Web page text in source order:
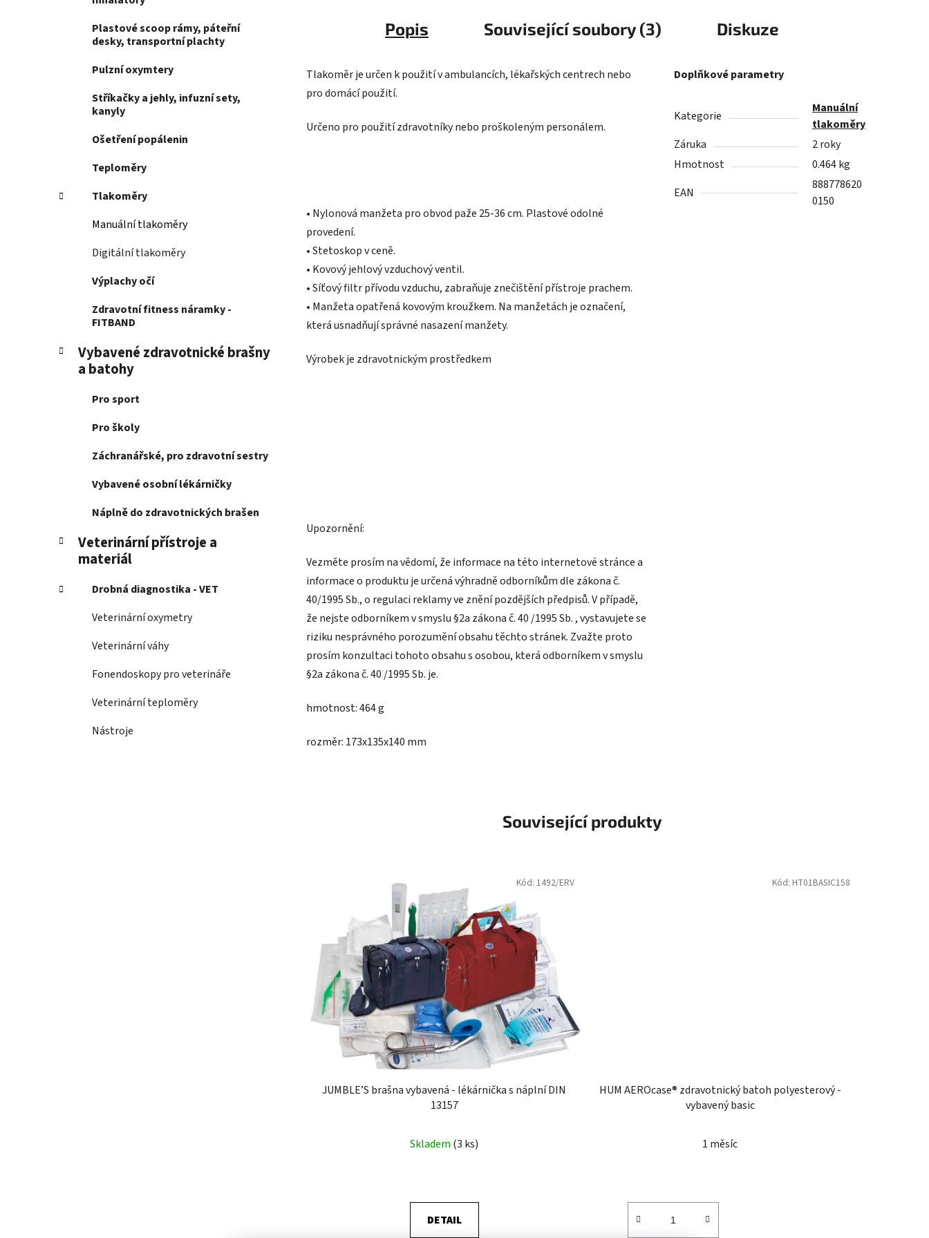
Plastové scoop rámy, páteřní
desky, transportní plachty
Pulzní oxymtery
Stříkačky a jehly, infuzní sety,
kanyly
Ošetření popálenin
Teploměry
Tlakoměry
Manuální tlakoměry
Digitální tlakoměry
Výplachy očí
Zdravotní fitness náramky -
FITBAND
Vybavené zdravotnické brašny
a batohy
Pro sport
Pro školy
Záchranářské, pro zdravotní sestry
Vybavené osobní lékárničky
Náplně do zdravotnických brašen
Veterinární přístroje a
materiál
Drobná diagnostika - VET
Veterinární oxymetry
Veterinární váhy
Fonendoskopy pro veterináře
Veterinární teploměry
Nástroje
Popis Související soubory (3) Diskuze
Tlakoměr je určen k použití v ambulancích, lékařských centrech nebo
pro domácí použití.
Určeno pro použití zdravotníky nebo proškoleným personálem.
• Nylonová manžeta pro obvod paže 25-36 cm. Plastové odolné
provedení.
• Stetoskop v ceně.
• Kovový jehlový vzduchový ventil.
• Síťový filtr přívodu vzduchu, zabraňuje znečištění přístroje prachem.
• Manžeta opatřená kovovým kroužkem. Na manžetách je označení,
která usnadňují správné nasazení manžety.
Výrobek je zdravotnickým prostředkem
Upozornění:
Vezměte prosím na vědomí, že informace na této internetové stránce a
informace o produktu je určená výhradně odborníkům dle zákona č.
40/1995 Sb., o regulaci reklamy ve znění pozdějších předpisů. V případě,
že nejste odborníkem v smyslu §2a zákona č. 40 /1995 Sb. , vystavujete se
riziku nesprávného porozumění obsahu těchto stránek. Zvažte proto
prosím konzultaci tohoto obsahu s osobou, která odborníkem v smyslu
§2a zákona č. 40 /1995 Sb. je.
hmotnost: 464 g
rozměr: 173х135х140 mm
Doplňkové parametry
Kategorie
Manuální
tlakoměry
Záruka
2 roky
Hmotnost
0.464 kg
EAN
888778620
0150
Související produkty
JUMBLE’S brašna vybavená - lékárnička s náplní DIN
13157
Skladem (3 ks)
DETAIL
Kód: 1492/ERV
HUM AEROcase® zdravotnický batoh polyesterový -
vybavený basic
1 měsíc
Kód: HT01BASIC158